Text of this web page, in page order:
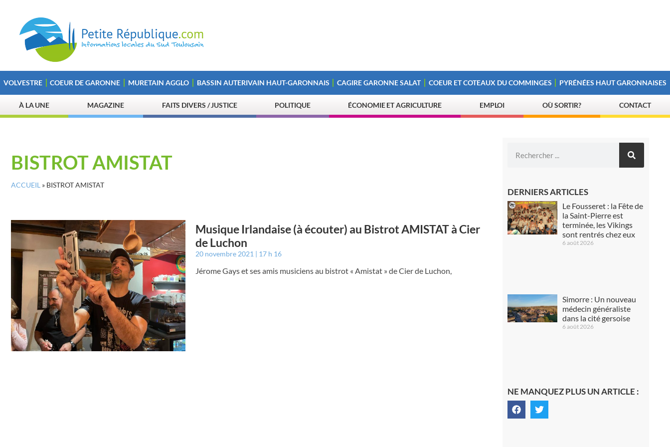
VOLVESTRE COEUR DE GARONNE MURETAIN AGGLO BASSIN AUTERIVAIN HAUT-GARONNAIS CAGIRE GARONNE SALAT COEUR ET COTEAUX DU COMMINGES PYRÉNÉES HAUT GARONNAISES
À LA UNE MAGAZINE FAITS DIVERS / JUSTICE POLITIQUE ÉCONOMIE ET AGRICULTURE EMPLOI OÙ SORTIR? CONTACT
BISTROT AMISTAT
ACCUEIL » BISTROT AMISTAT
Musique Irlandaise (à écouter) au Bistrot AMISTAT à Cier
de Luchon
20 novembre 2021 17 h 16
Jérome Gays et ses amis musiciens au bistrot « Amistat » de Cier de Luchon,
DERNIERS ARTICLES
Le Fousseret : la Fête de
la Saint-Pierre est
terminée, les Vikings
sont rentrés chez eux
6 août 2026
Simorre : Un nouveau
médecin généraliste
dans la cité gersoise
6 août 2026
NE MANQUEZ PLUS UN ARTICLE :